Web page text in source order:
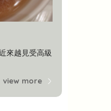
來越見受高級
view more